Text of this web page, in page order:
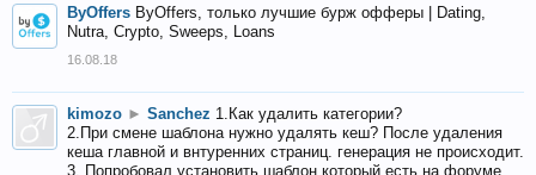
ByOffers ByOffers, только лучшие бурж офферы | Dating,
Nutra, Crypto, Sweeps, Loans
16.08.18
kimozo ► Sanchez 1.Как удалить категории?
2.При смене шаблона нужно удалять кеш? После удаления
кеша главной и внтуренних страниц. генерация не происходит.
3. Попробовал установить шаблон который есть на форуме